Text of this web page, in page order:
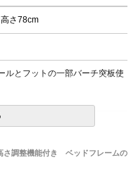
さ78cm
とフットの一部バーチ突板使
調整機能付き ベッドフレームの